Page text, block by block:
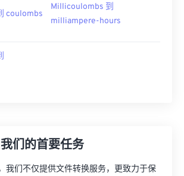
coulombs
Millicoulombs 到
milliampere-hours
们的首要任务
我们不仅提供文件转换服务，更致力于保